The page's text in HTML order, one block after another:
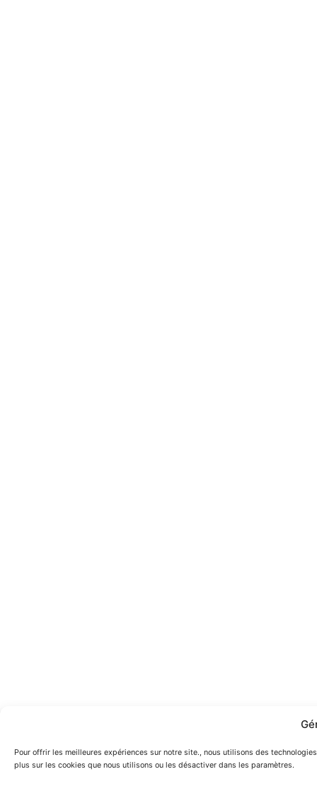
Pour offrir les meilleures expériences sur notre site., nous utilisons des
plus sur les cookies que nous utilisons ou les désactiver dans les paramètres.